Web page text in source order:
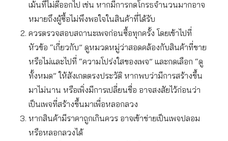
เม้นที่ไม่ดีออกไป เช่น หากมีการกดโกรธจำนวนมากอาจ
หมายถึงผู้ซื้อไม่พึงพอใจในสินค้าที่ได้รับ
ควรตรวจสอบสถานะเพจก่อนซื้อทุกครั้ง โดยเข้าไปที่
หัวข้อ “เกี่ยวกับ” ดูหมวดหมู่ว่าสอดคล้องกับสินค้าที่ขาย
หรือไม่และไปที่ “ความโปร่งใสของเพจ” และกดเลือก “ดู
ทั้งหมด” ให้สังเกตตรงประวัติ หากพบว่ามีการสร้างขึ้น
มาไม่นาน หรือเพิ่งมีการเปลี่ยนชื่อ อาจสงสัยไว้ก่อนว่า
เป็นเพจที่สร้างขึ้นมาเพื่อหลอกลวง
หากสินค้ามีราคาถูกเกินควร อาจเข้าข่ายเป็นเพจปลอม
หรือหลอกลวงได้